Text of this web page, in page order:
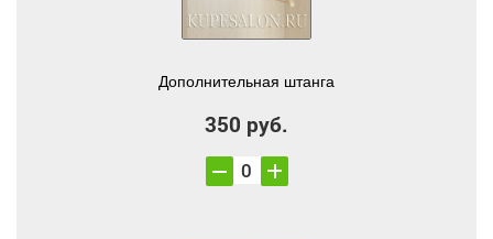
Дополнительная штанга
350 руб.